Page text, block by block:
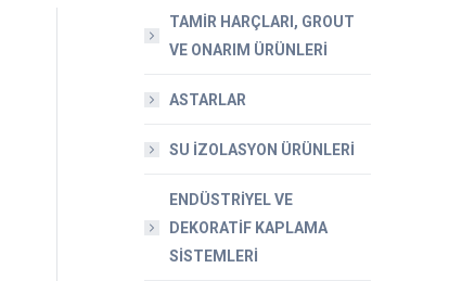
TAMİR HARÇLARI, GROUT
VE ONARIM ÜRÜNLERİ
ASTARLAR
SU İZOLASYON ÜRÜNLERİ
ENDÜSTRİYEL VE
DEKORATİF KAPLAMA
SİSTEMLERİ